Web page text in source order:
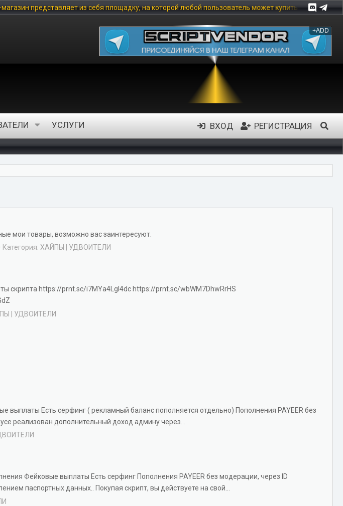
из себя площадку, на которой любой пользователь может купить цифровой товар, в
+ADD
УСЛУГИ ВХОД РЕГИСТРАЦИЯ
мои товары, возможно вас заинтересуют.
Категория: ХАЙПЫ | УДВОИТЕЛИ
скрипта https://prnt.sc/i7MYa4LgI4dc https://prnt.sc/wbWM7DhwRrHS
| УДВОИТЕЛИ
Есть серфинг ( рекламный баланс пополняется отдельно) Пополнения PAYEER без
реализован дополнительный доход админу через...
Фейковые выплаты Есть серфинг Пополнения PAYEER без модерации, через ID
паспортных данных.. Покупая скрипт, вы действуете на свой...